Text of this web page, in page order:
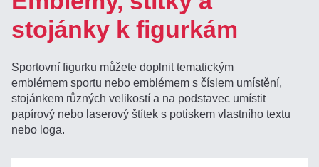
stojánky k figurkám
Sportovní figurku můžete doplnit tematickým
emblémem sportu nebo emblémem s číslem umístění,
stojánkem různých velikostí a na podstavec umístit
papírový nebo laserový štítek s potiskem vlastního textu
nebo loga.